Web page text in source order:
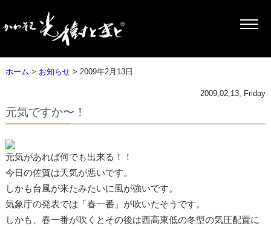
ホーム > お知らせ> 2009年2月13日
2009,02,13, Friday
元気ですか〜！
元気があれば何でも出来る！！
今日の佐賀は天気が悪いです。
しかも台風が来たみたいに風が強いです。
気象庁の発表では「春一番」が吹いたそうです。
しかも、春一番が吹くとその後は西高東低の冬型の気圧配置に